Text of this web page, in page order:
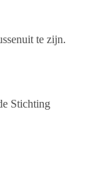
te zijn.
Stichting